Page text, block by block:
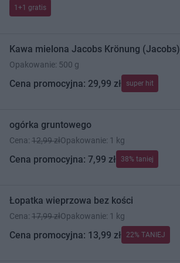
1+1 gratis
Kawa mielona Jacobs Krönung (Jacobs)
Opakowanie: 500 g
Cena promocyjna: 29,99 zł super hit
ogórka gruntowego
Cena: 12,99 złOpakowanie: 1 kg
Cena promocyjna: 7,99 zł 38% taniej
Łopatka wieprzowa bez kości
Cena: 17,99 złOpakowanie: 1 kg
Cena promocyjna: 13,99 zł 22% TANIEJ